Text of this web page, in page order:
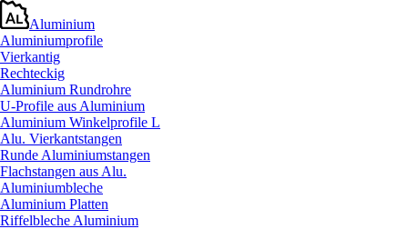
Aluminium
Aluminiumprofile
Vierkantig
Rechteckig
Aluminium Rundrohre
U-Profile aus Aluminium
Aluminium Winkelprofile L
Alu. Vierkantstangen
Runde Aluminiumstangen
Flachstangen aus Alu.
Aluminiumbleche
Aluminium Platten
Riffelbleche Aluminium